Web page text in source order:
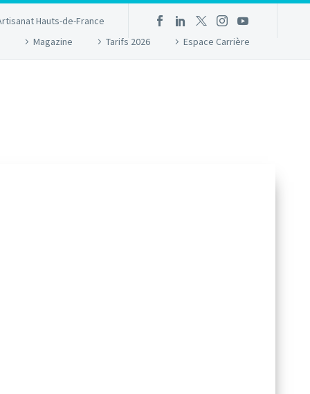
Hauts-de-France
Magazine
Tarifs 2026 Espace Carrière